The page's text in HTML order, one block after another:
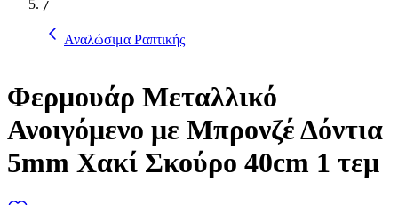
/
Αναλώσιμα Ραπτικής
Φερμουάρ Μεταλλικό
Ανοιγόμενο με Μπρονζέ Δόντια
5mm Χακί Σκούρο 40cm 1 τεμ